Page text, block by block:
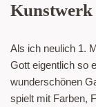
Kunstwerk
Als ich neulich 1.
Gott eigentlich so
wunderschönen
spielt mit Farben,